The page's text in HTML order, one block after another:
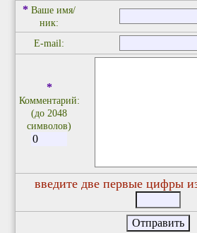
* Ваше имя/
ник:
E-mail:
*
Комментарий:
(до 2048
символов)
введите две первые цифры